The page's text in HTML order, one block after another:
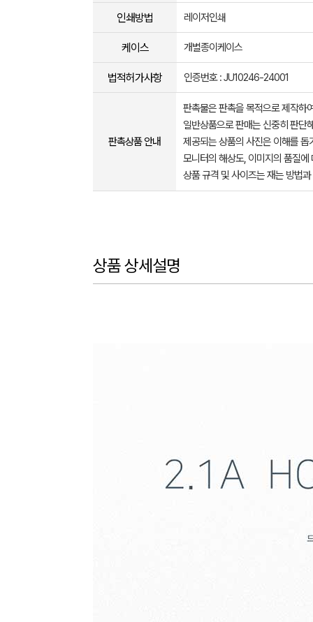
인쇄방법 레이저인쇄
케이스 개별종이케이스
법적허가사항 인증번호 : JU10246-24001
판촉상품 안내
판촉물은 판촉을 목적으로 제작하
일반상품으로 판매는 신중히 판단
제공되는 상품의 사진은 이해를
모니터의 해상도, 이미지의 품질
상품 규격 및 사이즈는 재는 방법
상품 상세설명